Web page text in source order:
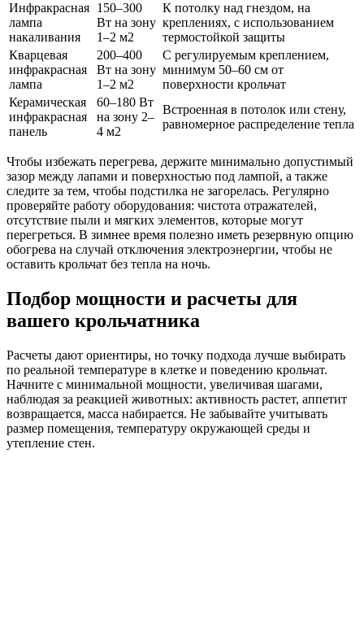
Инфракрасная
лампа
накаливания
150–300
Вт на зону
1–2 м2
К потолку над гнездом, на
креплениях, с использованием
термостойкой защиты
Кварцевая
инфракрасная
лампа
200–400
Вт на зону
1–2 м2
С регулируемым креплением,
минимум 50–60 см от
поверхности крольчат
Керамическая
инфракрасная
панель
60–180 Вт
на зону 2–
4 м2
Встроенная в потолок или стену,
равномерное распределение тепла
Чтобы избежать перегрева, держите минимально допустимый
зазор между лапами и поверхностью под лампой, а также
следите за тем, чтобы подстилка не загорелась. Регулярно
проверяйте работу оборудования: чистота отражателей,
отсутствие пыли и мягких элементов, которые могут
перегреться. В зимнее время полезно иметь резервную опцию
обогрева на случай отключения электроэнергии, чтобы не
оставить крольчат без тепла на ночь.
Подбор мощности и расчеты для
вашего крольчатника
Расчеты дают ориентиры, но точку подхода лучше выбирать
по реальной температуре в клетке и поведению крольчат.
Начните с минимальной мощности, увеличивая шагами,
наблюдая за реакцией животных: активность растет, аппетит
возвращается, масса набирается. Не забывайте учитывать
размер помещения, температуру окружающей среды и
утепление стен.